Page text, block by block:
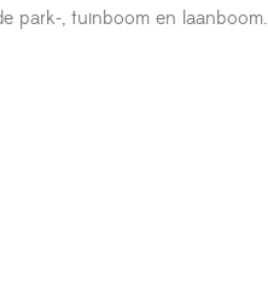
park-, tuinboom en laanboom.